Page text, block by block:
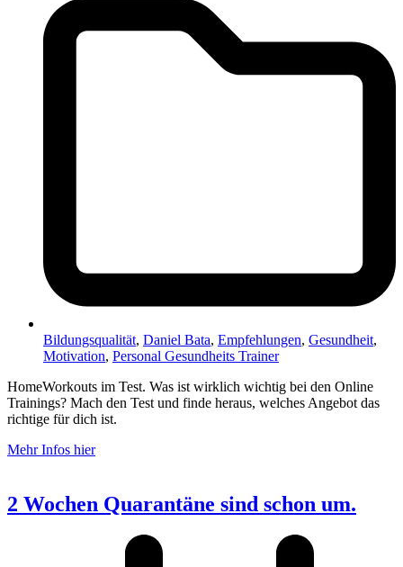
Bildungsqualität, Daniel Bata, Empfehlungen, Gesundheit,
Motivation, Personal Gesundheits Trainer
HomeWorkouts im Test. Was ist wirklich wichtig bei den Online
Trainings? Mach den Test und finde heraus, welches Angebot das
richtige für dich ist.
Mehr Infos hier
2 Wochen Quarantäne sind schon um.